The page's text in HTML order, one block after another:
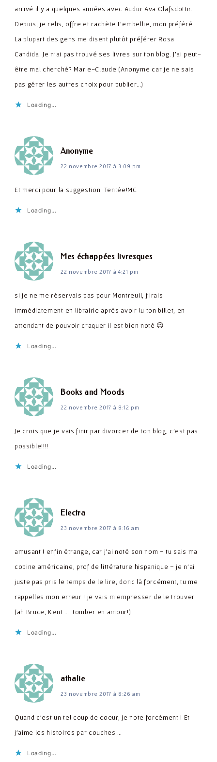
arrivé il y a quelques années avec Audur Ava Olafsdottir.
Depuis, je relis, offre et rachète L'embellie, mon préféré.
La plupart des gens me disent plutôt préférer Rosa
Candida. Je n'ai pas trouvé ses livres sur ton blog. J'ai peut-
être mal cherché? Marie-Claude (Anonyme car je ne sais
pas gérer les autres choix pour publier…)
Loading...
Anonymedit :
22 novembre 2017 à 3:09 pm
Et merci pour la suggestion. Tentée!MC
Loading...
Mes échappées livresquesdit :
22 novembre 2017 à 4:21 pm
si je ne me réservais pas pour Montreuil, j'irais
immédiatement en librairie après avoir lu ton billet, en
attendant de pouvoir craquer il est bien noté 😉
Loading...
Books and Moodsdit :
22 novembre 2017 à 8:12 pm
Je crois que je vais finir par divorcer de ton blog, c'est pas
possible!!!!
Loading...
Electradit :
23 novembre 2017 à 8:16 am
amusant ! enfin étrange, car j'ai noté son nom – tu sais ma
copine américaine, prof de littérature hispanique – je n'ai
juste pas pris le temps de le lire, donc là forcément, tu me
rappelles mon erreur ! je vais m'empresser de le trouver
(ah Bruce, Kent …. tomber en amour!)
Loading...
athaliedit :
23 novembre 2017 à 8:26 am
Quand c'est un tel coup de coeur, je note forcément ! Et
j'aime les histoires par couches …
Loading...